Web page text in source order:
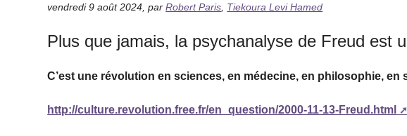
vendredi 9 août 2024 ,parRobert Paris Tiekoura Levi Hamed
Plus que jamais, la psychanalyse de Freud est
C’est une révolution en sciences, en médecine, en philosophie,
http://culture.revolution.free.fr/en_question/2000-11-13-Freud.html